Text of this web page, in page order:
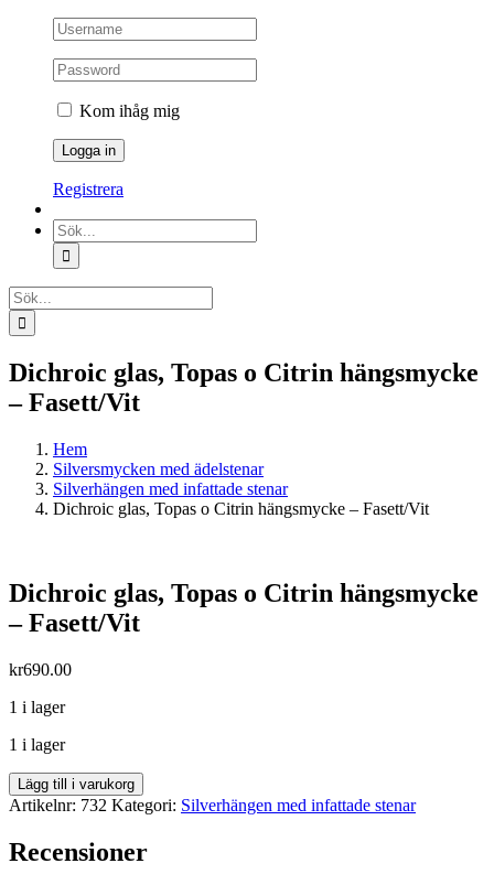
Kom ihåg mig
Registrera
Sök
efter:
Sök
efter:
Dichroic glas, Topas o Citrin hängsmycke
– Fasett/Vit
Hem
Silversmycken med ädelstenar
Silverhängen med infattade stenar
Dichroic glas, Topas o Citrin hängsmycke – Fasett/Vit
Dichroic glas, Topas o Citrin hängsmycke
– Fasett/Vit
kr690.00
1 i lager
1 i lager
Dichroic
glas,
o
Citrin
Lägg till i varukorg
Artikelnr: 732 Kategori: Silverhängen med infattade stenar
Recensioner